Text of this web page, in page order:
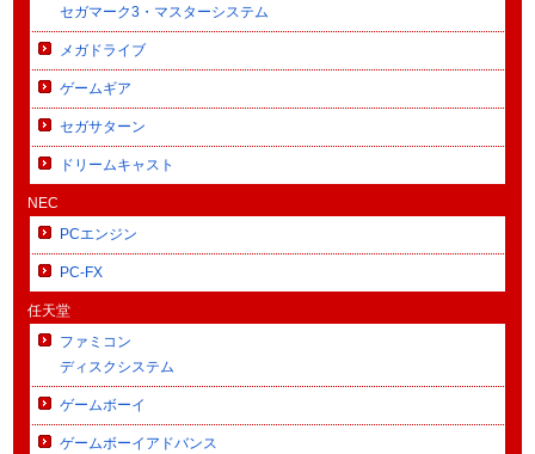
セガマーク3・マスターシステム
メガドライブ
ゲームギア
セガサターン
ドリームキャスト
NEC
PCエンジン
PC-FX
任天堂
ファミコン
ディスクシステム
ゲームボーイ
ゲームボーイアドバンス